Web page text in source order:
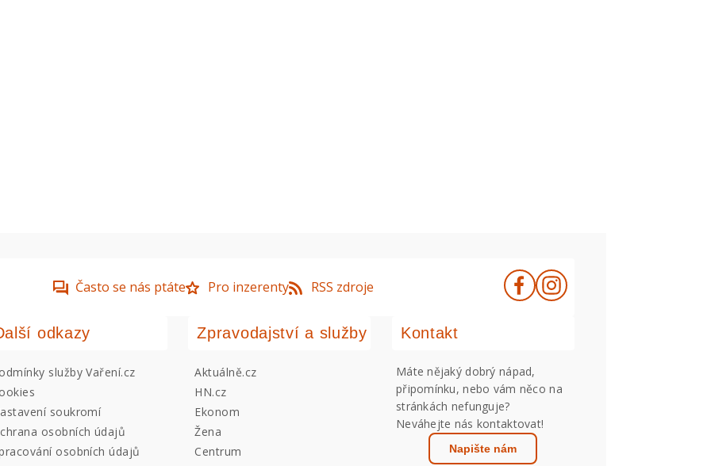
Často se nás ptáte Pro inzerenty RSS zdroje
odkazy
služby Vaření.cz
soukromí
osobních údajů
osobních údajů
Zpravodajství a služby
Aktuálně.cz
HN.cz
Ekonom
Žena
Centrum
Kontakt
Máte nějaký dobrý nápad,
připomínku, nebo vám něco na
stránkách nefunguje?
Neváhejte nás kontaktovat!
Napište nám